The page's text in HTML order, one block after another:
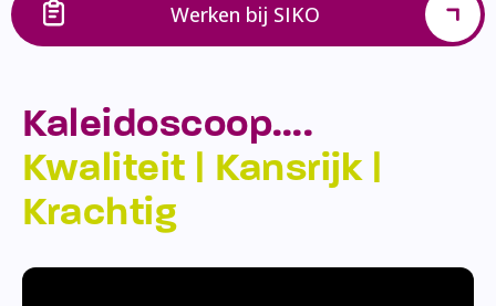
Werken bij SIKO
Kaleidoscoop….
Kwaliteit | Kansrijk |
Krachtig